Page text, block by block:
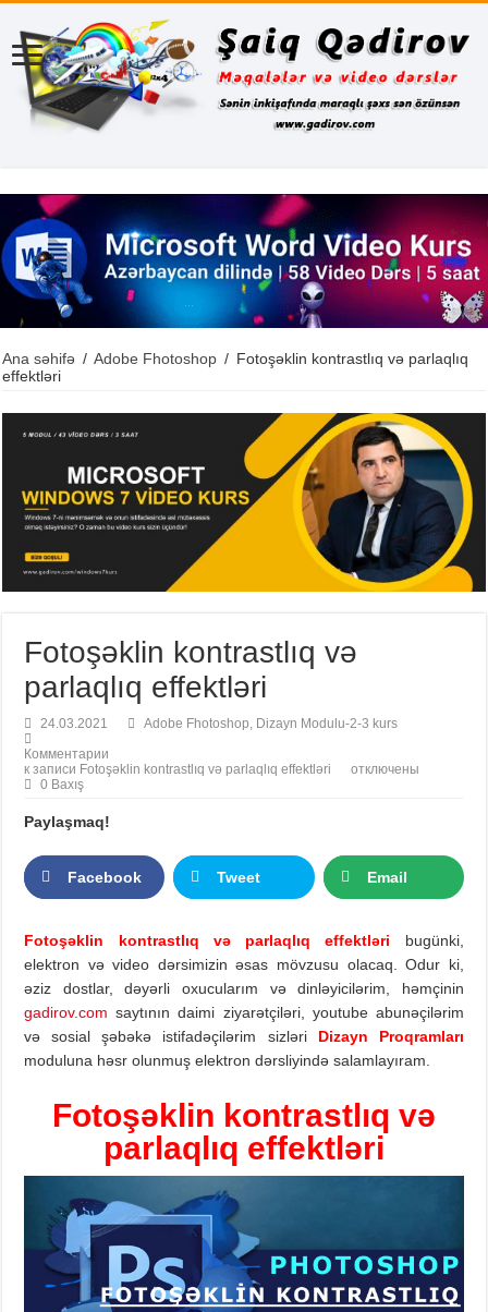
Ana səhifə / Adobe Fhotoshop / Fotoşəklin kontrastlıq və parlaqlıq
effektləri
Fotoşəklin kontrastlıq və
parlaqlıq effektləri
24.03.2021 Adobe Fhotoshop, Dizayn Modulu-2-3 kurs
Комментарии
к записи Fotoşəklin kontrastlıq və parlaqlıq effektləri
отключены
0 Baxış
Paylaşmaq!
Facebook Tweet Email
Fotoşəklin kontrastlıq və parlaqlıq effektləri bugünki,
elektron və video dərsimizin əsas mövzusu olacaq. Odur ki,
əziz dostlar, dəyərli oxucularım və dinləyicilərim, həmçinin
gadirov.com saytının daimi ziyarətçiləri, youtube abunəçilərim
və sosial şəbəkə istifadəçilərim sizləri Dizayn Proqramları
moduluna həsr olunmuş elektron dərsliyində salamlayıram.
Fotoşəklin kontrastlıq və
parlaqlıq effektləri